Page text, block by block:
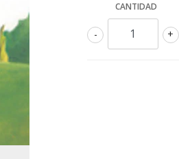
CANTIDAD
+
-